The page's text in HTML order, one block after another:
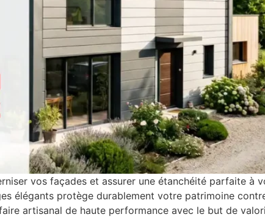
vos façades et assurer une étanchéité parfaite à
élégants protège durablement votre patrimoine
artisanal de haute performance avec le but de